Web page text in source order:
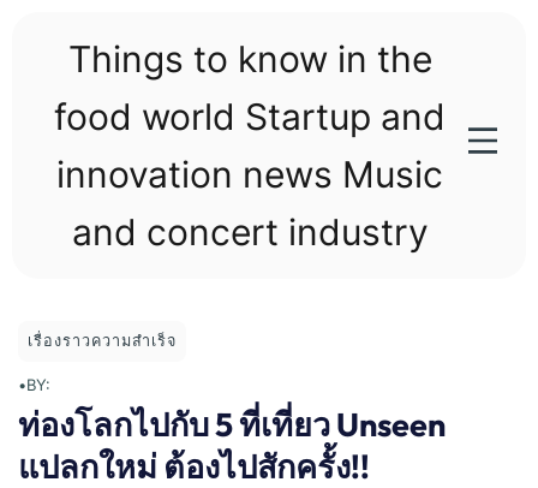
Things to know in the
food world Startup and
innovation news Music
and concert industry
เรื่องราวความสำเร็จ
•BY:
ท่องโลกไปกับ 5 ที่เที่ยว Unseen
แปลกใหม่ ต้องไปสักครั้ง!!